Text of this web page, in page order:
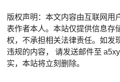
版权声明：本文内容由互联网用
表作者本人。本站仅提供信息存
权，不承担相关法律责任。如发
违规的内容， 请发送邮件至
实，本站将立刻删除。